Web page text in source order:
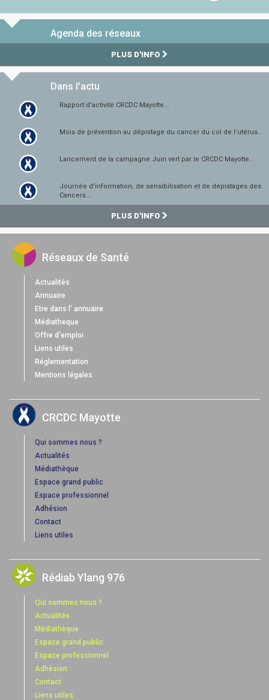
Agenda des réseaux
PLUS D'INFO
Dans l'actu
Rapport d'activité CRCDC Mayotte...
Mois de prévention au dépistage du cancer du col de l’utérus...
Lancement de la campagne Juin vert par le CRCDC Mayotte...
Journée d'information, de sensibilisation et de dépistages des
Cancers...
PLUS D'INFO
Réseaux de Santé
Actualités
Annuaire
Etre dans l' annuaire
Médiatheque
Offre d'emploi
Liens utiles
Réglementation
Mentions légales
CRCDC Mayotte
Qui sommes nous ?
Actualités
Médiathèque
Espace grand public
Espace professionnel
Adhésion
Contact
Liens utiles
Rédiab Ylang 976
Qui sommes nous ?
Actualités
Médiathèque
Espace grand public
Espace professionnel
Adhésion
Contact
Liens utiles